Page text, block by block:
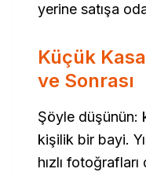
yerine satışa
Küçük
ve Sonrası
Şöyle düşünün:
kişilik bir bayi.
hızlı